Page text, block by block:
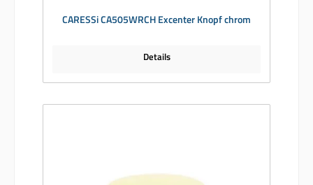
CARESSi CA505WRCH Excenter Knopf chrom
Details